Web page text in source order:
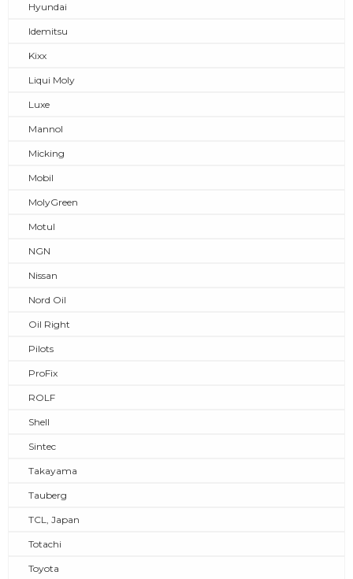
Hyundai
Idemitsu
Kixx
Liqui Moly
Luxe
Mannol
Micking
Mobil
MolyGreen
Motul
NGN
Nissan
Nord Oil
Oil Right
Pilots
ProFix
ROLF
Shell
Sintec
Takayama
Tauberg
TCL, Japan
Totachi
Toyota